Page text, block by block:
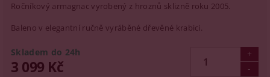
Ročníkový armagnac vyrobený z hroznů sklizně roku 2005.
Baleno v elegantní ručně vyráběné dřevěné krabici.
Skladem do 24h
3 099 Kč